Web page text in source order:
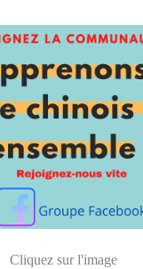
Cliquez sur l'image